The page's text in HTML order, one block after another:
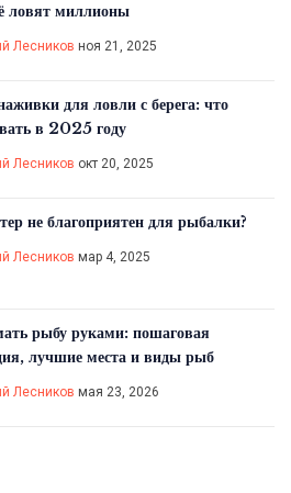
ловят миллионы
Лесников ноя 21, 2025
для ловли с берега: что
в 2025 году
Лесников окт 20, 2025
не благоприятен для рыбалки?
Лесников мар 4, 2025
рыбу руками: пошаговая
лучшие места и виды рыб
Лесников мая 23, 2026